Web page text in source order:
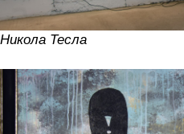
Никола Тесла